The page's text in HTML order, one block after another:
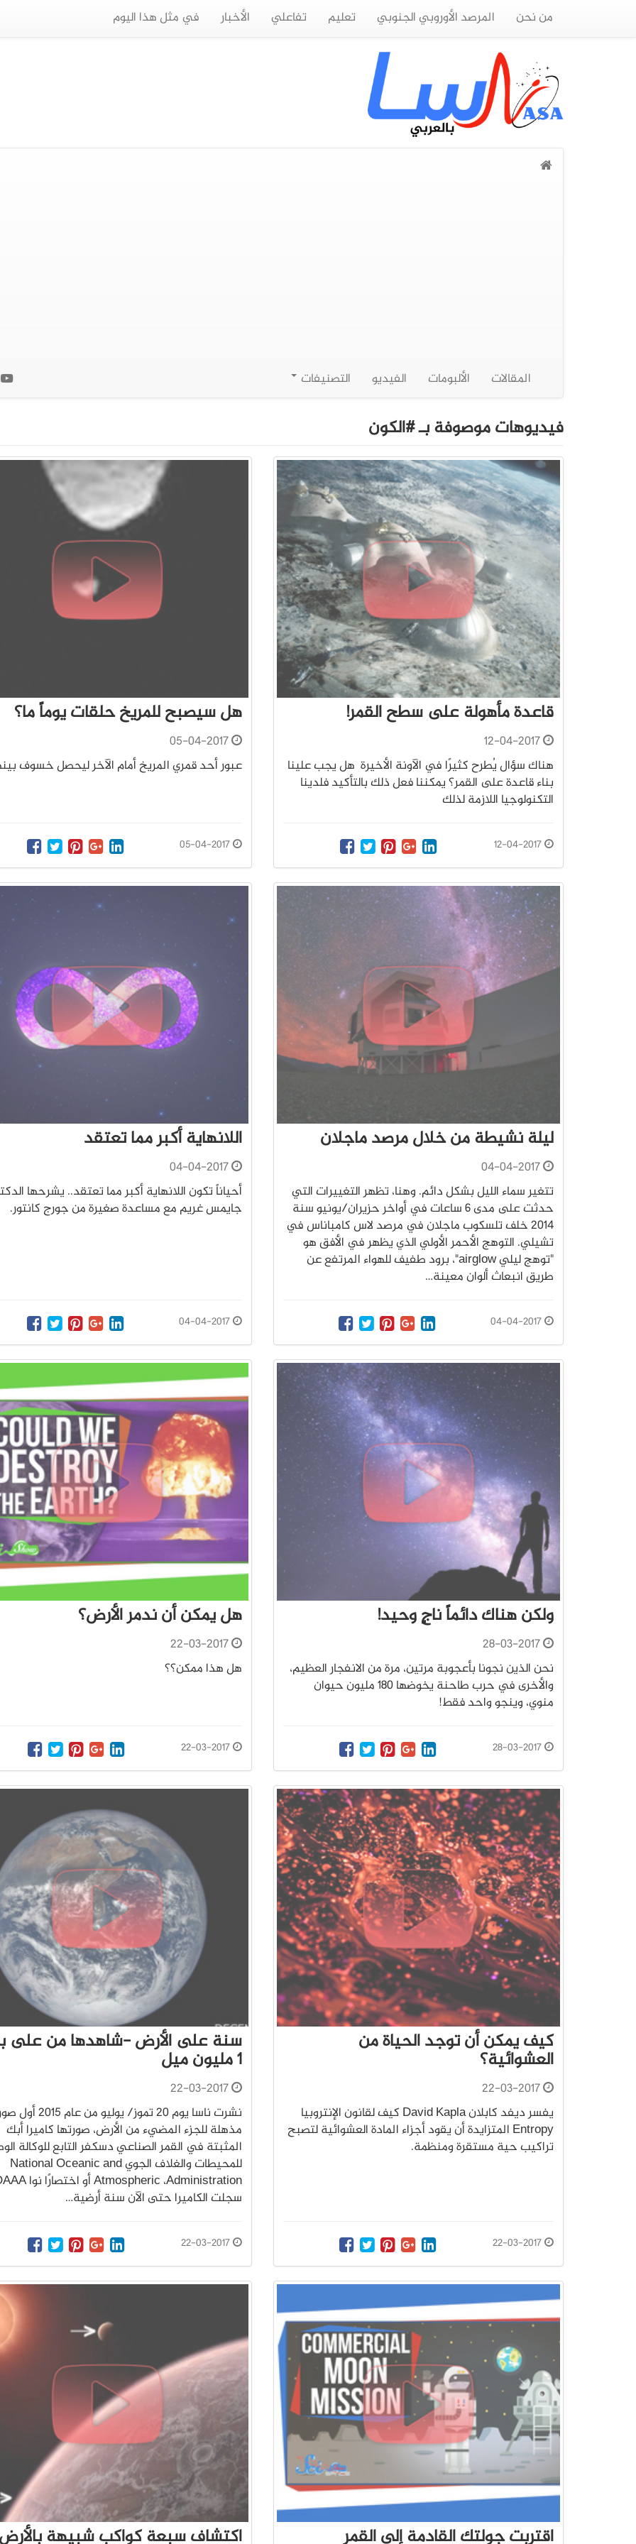
من نحن المرصد الأوروبي الجنوبي تعليم تفاعلي الأخبار في مثل هذا اليوم
المقالات الألبومات الفيديو التصنيفات
فيديوهات موصوفة بـ #الكون
قاعدة مأهولة على سطح القمر!
12-04-2017
هناك سؤال يُطرح كثيرًا في الآونة الأخيرة هل يجب علينا
بناء قاعدة على القمر؟ يمكننا فعل ذلك بالتأكيد فلدينا
التكنولوجيا اللازمة لذلك
12-04-2017
هل سيصبح للمريخ حلقات يوماً ما؟
05-04-2017
عبور أحد قمري المريخ أمام الآخر ليحصل خسوف
05-04-2017
ليلة نشيطة من خلال مرصد ماجلان
04-04-2017
تتغير سماء الليل بشكل دائم. وهنا، تظهر التغييرات التي
حدثت على مدى 6 ساعات في أواخر حزيران/يونيو سنة
2014 خلف تلسكوب ماجلان في مرصد لاس كامباناس في
تشيلي. التوهج الأحمر الأولي الذي يظهر في الأفق هو
"توهج ليلي airglow"، برود طفيف للهواء المرتفع عن
طريق انبعاث ألوان معينة…
04-04-2017
اللانهاية أكبر مما تعتقد
04-04-2017
أحياناً تكون اللانهاية أكبر مما تعتقد.. يشرحها
جايمس غريم مع مساعدة صغيرة من جورج كانتور.
04-04-2017
ولكن هناك دائماً ناجٍ وحيد!
28-03-2017
نحن الذين نجونا بأعجوبة مرتين، مرة من الانفجار العظيم،
والأخرى في حرب طاحنة يخوضها 180 مليون حيوان
منوي، وينجو واحد فقط!
28-03-2017
هل يمكن أن ندمر الأرض؟
22-03-2017
هل هذا ممكن؟؟
22-03-2017
كيف يمكن أن توجد الحياة من
العشوائية؟
22-03-2017
يفسر ديفد كابلان David Kapla كيف لقانون الإنتروبيا
Entropy المتزايدة أن يقود أجزاء المادة العشوائية لتصبح
تراكيب حية مستقرة ومنظمة.
22-03-2017
سنة على الأرض -شاهدها من على
1 مليون ميل
22-03-2017
نشرت ناسا يوم 20 تموز/ يوليو من عام
مذهلة للجزء المضيء من الأرض، صورتها كاميرا أبك
المثبتة في القمر الصناعي دسكفر التابع للوكالة
للمحيطات والغلاف الجوي National Oceanic and
سجلت الكاميرا حتى الآن سنة أرضية…
22-03-2017
اقتربت جولتك القادمة إلى القمر اكتشاف سبعة كواكب شبيهة